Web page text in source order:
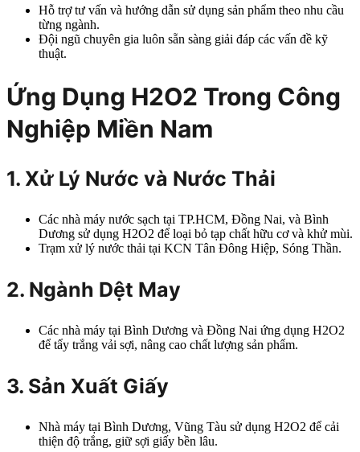
Hỗ trợ tư vấn và hướng dẫn sử dụng sản phẩm theo nhu cầu
từng ngành.
Đội ngũ chuyên gia luôn sẵn sàng giải đáp các vấn đề kỹ
thuật.
Ứng Dụng H2O2 Trong Công
Nghiệp Miền Nam
1. Xử Lý Nước và Nước Thải
Các nhà máy nước sạch tại TP.HCM, Đồng Nai, và Bình
Dương sử dụng H2O2 để loại bỏ tạp chất hữu cơ và khử mùi.
Trạm xử lý nước thải tại KCN Tân Đông Hiệp, Sóng Thần.
2. Ngành Dệt May
Các nhà máy tại Bình Dương và Đồng Nai ứng dụng H2O2
để tẩy trắng vải sợi, nâng cao chất lượng sản phẩm.
3. Sản Xuất Giấy
Nhà máy tại Bình Dương, Vũng Tàu sử dụng H2O2 để cải
thiện độ trắng, giữ sợi giấy bền lâu.